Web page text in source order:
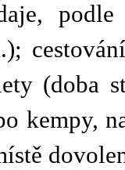
(doba
kempy,